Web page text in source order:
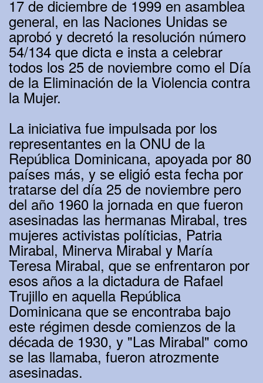
17 de diciembre de 1999 en asamblea
general, en las Naciones Unidas se
aprobó y decretó la resolución número
54/134 que dicta e insta a celebrar
todos los 25 de noviembre como el Día
de la Eliminación de la Violencia contra
la Mujer.
La iniciativa fue impulsada por los
representantes en la ONU de la
República Dominicana, apoyada por 80
países más, y se eligió esta fecha por
tratarse del día 25 de noviembre pero
del año 1960 la jornada en que fueron
asesinadas las hermanas Mirabal, tres
mujeres activistas políticias, Patria
Mirabal, Minerva Mirabal y María
Teresa Mirabal, que se enfrentaron por
esos años a la dictadura de Rafael
Trujillo en aquella República
Dominicana que se encontraba bajo
este régimen desde comienzos de la
década de 1930, y "Las Mirabal" como
se las llamaba, fueron atrozmente
asesinadas.